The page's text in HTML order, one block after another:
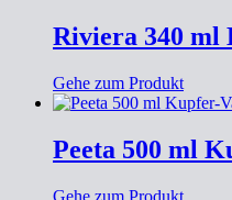
Riviera 340 ml
Gehe zum Produkt
Peeta 500 ml
Gehe zum Produkt